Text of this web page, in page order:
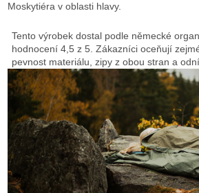
Moskytiéra v oblasti hlavy.
Tento výrobek dostal podle německé
hodnocení 4,5 z 5. Zákazníci oceňují
pevnost materiálu, zipy z obou stran a